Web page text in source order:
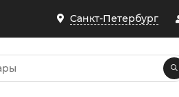
Санкт-Петербург